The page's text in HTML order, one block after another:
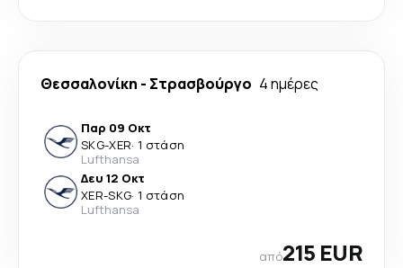
Θεσσαλονίκη - Στρασβούργο 4 ημέρες
Παρ 09 Οκτ
SKG-XER· 1 στάση
Lufthansa
Δευ 12 Οκτ
XER-SKG· 1 στάση
Lufthansa
από215 EUR